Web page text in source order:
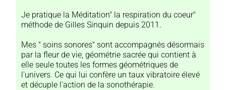
Je pratique la Méditation" la respiration du coeur"
méthode de Gilles Sinquin depuis 2011.
Mes " soins sonores" sont accompagnés désormais
par la fleur de vie, géométrie sacrée qui contient à
elle seule toutes les formes géométriques de
l'univers. Ce qui lui confère un taux vibratoire élevé
et décuple l'action de la sonothérapie.